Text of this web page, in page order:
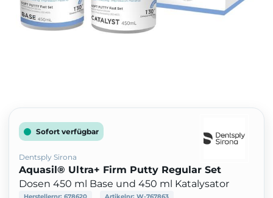
Sofort verfügbar
Dentsply Sirona
Aquasil® Ultra+ Firm Putty Regular Set
Dosen 450 ml Base und 450 ml Katalysator